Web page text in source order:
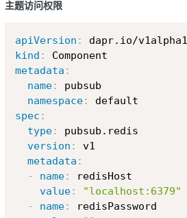
主题访问权限
apiVersion :
kind :
metadata :
name:
pubsub
namespace:
spec :
type:
pubsub.redis
version :
v1
metadata :
-
name:
redisHost
value:
"localhost:6379"
-
name:
redisPassword